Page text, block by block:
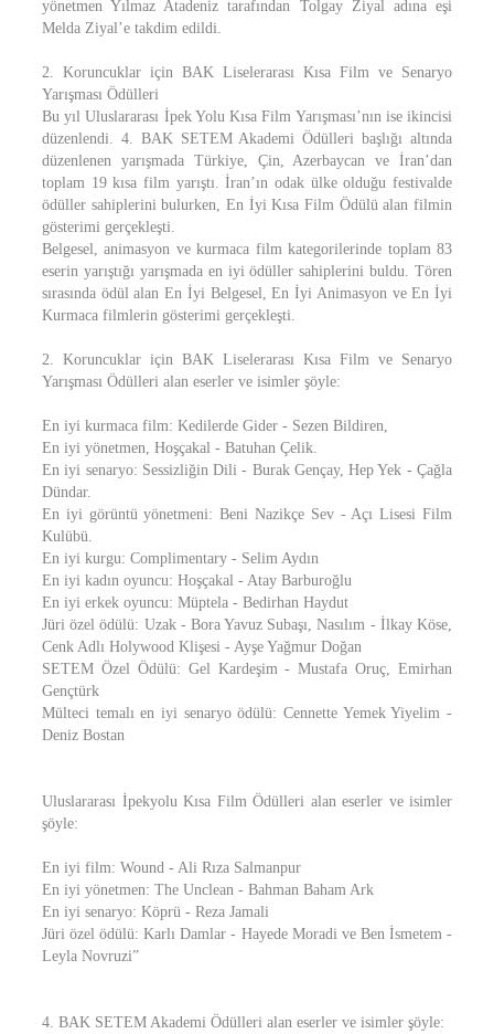
yönetmen Yılmaz Atadeniz tarafından Tolgay Ziyal adına eşi
Melda Ziyal’e takdim edildi.
2. Koruncuklar için BAK Liselerarası Kısa Film ve Senaryo
Yarışması Ödülleri
Bu yıl Uluslararası İpek Yolu Kısa Film Yarışması’nın ise ikincisi
düzenlendi. 4. BAK SETEM Akademi Ödülleri başlığı altında
düzenlenen yarışmada Türkiye, Çin, Azerbaycan ve İran’dan
toplam 19 kısa film yarıştı. İran’ın odak ülke olduğu festivalde
ödüller sahiplerini bulurken, En İyi Kısa Film Ödülü alan filmin
gösterimi gerçekleşti.
Belgesel, animasyon ve kurmaca film kategorilerinde toplam 83
eserin yarıştığı yarışmada en iyi ödüller sahiplerini buldu. Tören
sırasında ödül alan En İyi Belgesel, En İyi Animasyon ve En İyi
Kurmaca filmlerin gösterimi gerçekleşti.
2. Koruncuklar için BAK Liselerarası Kısa Film ve Senaryo
Yarışması Ödülleri alan eserler ve isimler şöyle:
En iyi kurmaca film: Kedilerde Gider - Sezen Bildiren,
En iyi yönetmen, Hoşçakal - Batuhan Çelik.
En iyi senaryo: Sessizliğin Dili - Burak Gençay, Hep Yek - Çağla
Dündar.
En iyi görüntü yönetmeni: Beni Nazikçe Sev - Açı Lisesi Film
Kulübü.
En iyi kurgu: Complimentary - Selim Aydın
En iyi kadın oyuncu: Hoşçakal - Atay Barburoğlu
En iyi erkek oyuncu: Müptela - Bedirhan Haydut
Jüri özel ödülü: Uzak - Bora Yavuz Subaşı, Nasılım - İlkay Köse,
Cenk Adlı Holywood Klişesi - Ayşe Yağmur Doğan
SETEM Özel Ödülü: Gel Kardeşim - Mustafa Oruç, Emirhan
Gençtürk
Mülteci temalı en iyi senaryo ödülü: Cennette Yemek Yiyelim -
Deniz Bostan
Uluslararası İpekyolu Kısa Film Ödülleri alan eserler ve isimler
şöyle:
En iyi film: Wound - Ali Rıza Salmanpur
En iyi yönetmen: The Unclean - Bahman Baham Ark
En iyi senaryo: Köprü - Reza Jamali
Jüri özel ödülü: Karlı Damlar - Hayede Moradi ve Ben İsmetem -
Leyla Novruzi”
4. BAK SETEM Akademi Ödülleri alan eserler ve isimler şöyle: